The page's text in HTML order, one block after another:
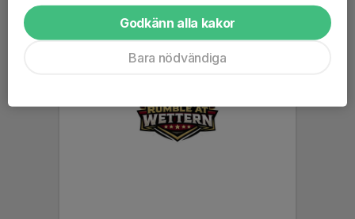
Godkänn alla kakor
Bara nödvändiga